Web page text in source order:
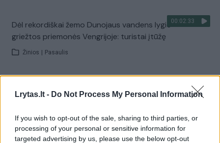
Lrytas.lt - Do Not Process My Personal Information
If you wish to opt-out of the sale, sharing to third parties, or
processing of your personal or sensitive information for
targeted advertising by us, please use the below opt-out
00:02:33
Dėl rekordiškai žemo Dunojaus vandens lygio –
griežtos priemonės Vengrijoje: turistai įtūžę
Žinios Pasaulis
Kuprines pasvėrę specialistai įspėja apie pavojingą
įprotį: tą daro daugiau nei pusė pradinukų
Lietuvos diena